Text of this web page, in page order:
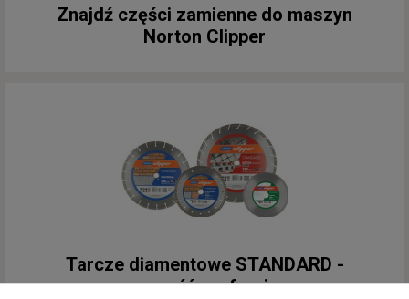
Znajdź części zamienne do maszyn
Norton Clipper
Tarcze diamentowe STANDARD -
nowość w ofercie